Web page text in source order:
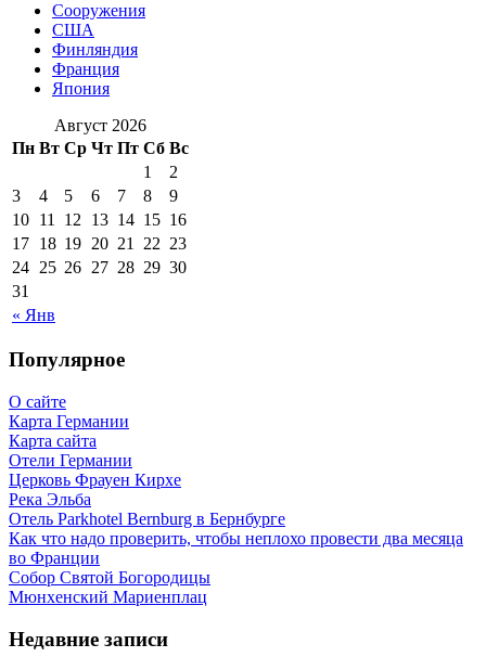
Сооружения
США
Финляндия
Франция
Япония
Август 2026
Пн Вт Ср Чт Пт Сб Вс
« Янв
1
2
3
4 5 6 7 8
9
10 11 12 13 14 15 16
17 18 19 20 21 22 23
24 25 26 27 28 29 30
31
Популярное
О сайте
Карта Германии
Карта сайта
Отели Германии
Церковь Фрауен Кирхе
Река Эльба
Отель Parkhotel Bernburg в Бернбурге
Как что надо проверить, чтобы неплохо провести два месяца
во Франции
Собор Святой Богородицы
Мюнхенский Мариенплац
Недавние записи